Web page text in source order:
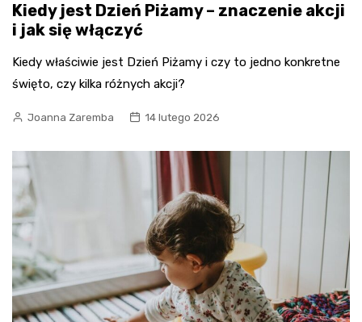
Kiedy jest Dzień Piżamy – znaczenie akcji
i jak się włączyć
Kiedy właściwie jest Dzień Piżamy i czy to jedno konkretne
święto, czy kilka różnych akcji?
Joanna Zaremba 14 lutego 2026